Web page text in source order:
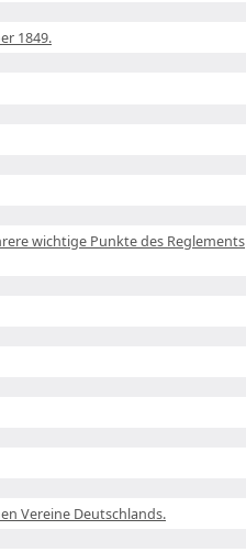
1849.
wichtige Punkte des Reglements
Vereine Deutschlands.